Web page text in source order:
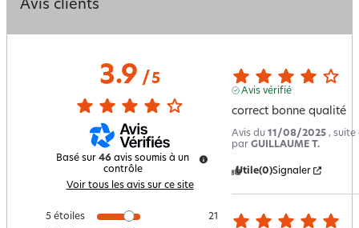
Avis clients
3.9/ 5
Basé sur 46 avis soumis à un
contrôle
Voir tous les avis sur ce site
5 étoiles
21
Avis vérifié
correct bonne qualité
Avis du 11/08/2025 , suite
par GUILLAUME T.
Utile(0)Signaler